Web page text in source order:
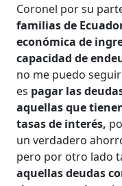
Coronel por su
familias de
económica de
capacidad de
no me puedo
es pagar las
aquellas que
tasas de interés,
un verdadero
pero por otro lado
aquellas deudas